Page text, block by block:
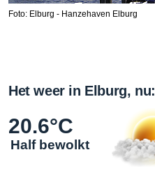
Foto: Elburg - Hanzehaven Elburg
Het weer in Elburg, nu:
20.6°C
Half bewolkt